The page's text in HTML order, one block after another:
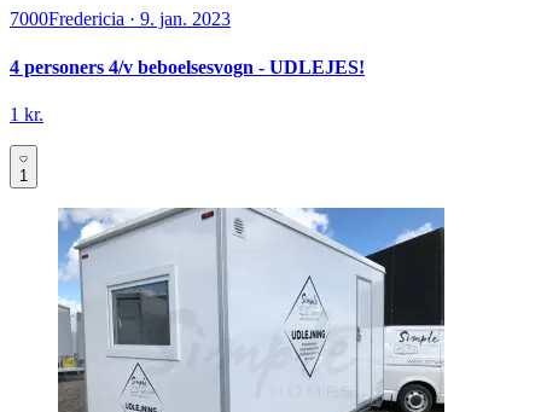
7000Fredericia · 9. jan. 2023
4 personers 4/v beboelsesvogn - UDLEJES!
1 kr.
1